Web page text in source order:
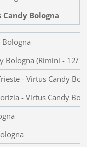
Candy Bologna
Bologna
Bologna (Rimini - 12/
- Virtus Candy
- Virtus Candy